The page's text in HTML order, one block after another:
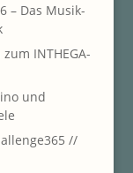
– Das Musik-
INTHEGA-
und
//